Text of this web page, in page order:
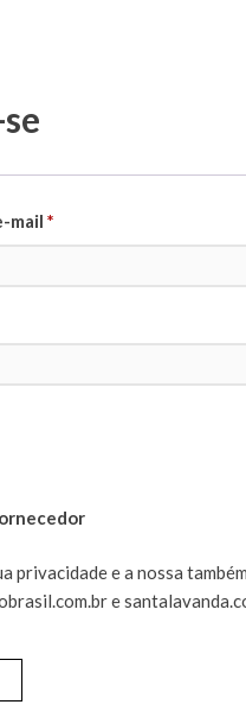
mail *
privacidade e a nossa
e